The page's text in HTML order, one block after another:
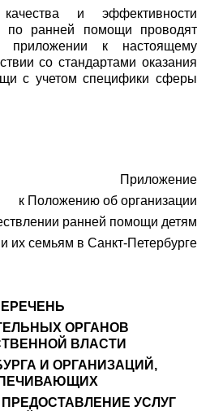
и эффективности
по ранней помощи проводят
к настоящему
со стандартами оказания
с учетом специфики сферы
Приложение
к Положению об организации
ранней помощи детям
и их семьям в Санкт-Петербурге
ОРГАНОВ
ВЛАСТИ
И ОРГАНИЗАЦИЙ,
УСЛУГ